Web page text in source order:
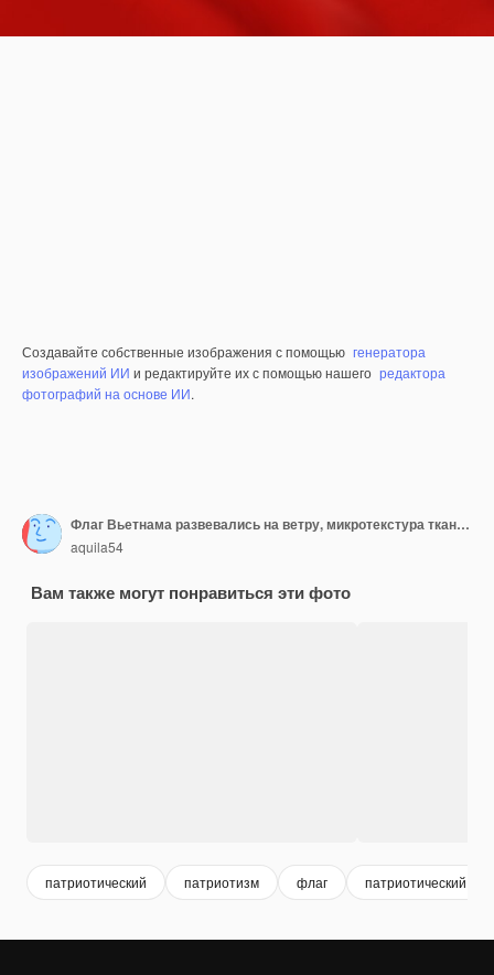
Создавайте собственные изображения с помощью генератора
изображений ИИ и редактируйте их с помощью нашего редактора
фотографий на основе ИИ.
Флаг Вьетнама развевались на ветру, микротекстура ткани в качественном 3D рендере
aquila54
Вам также могут понравиться эти фото
патриотический патриотизм флаг патриотический